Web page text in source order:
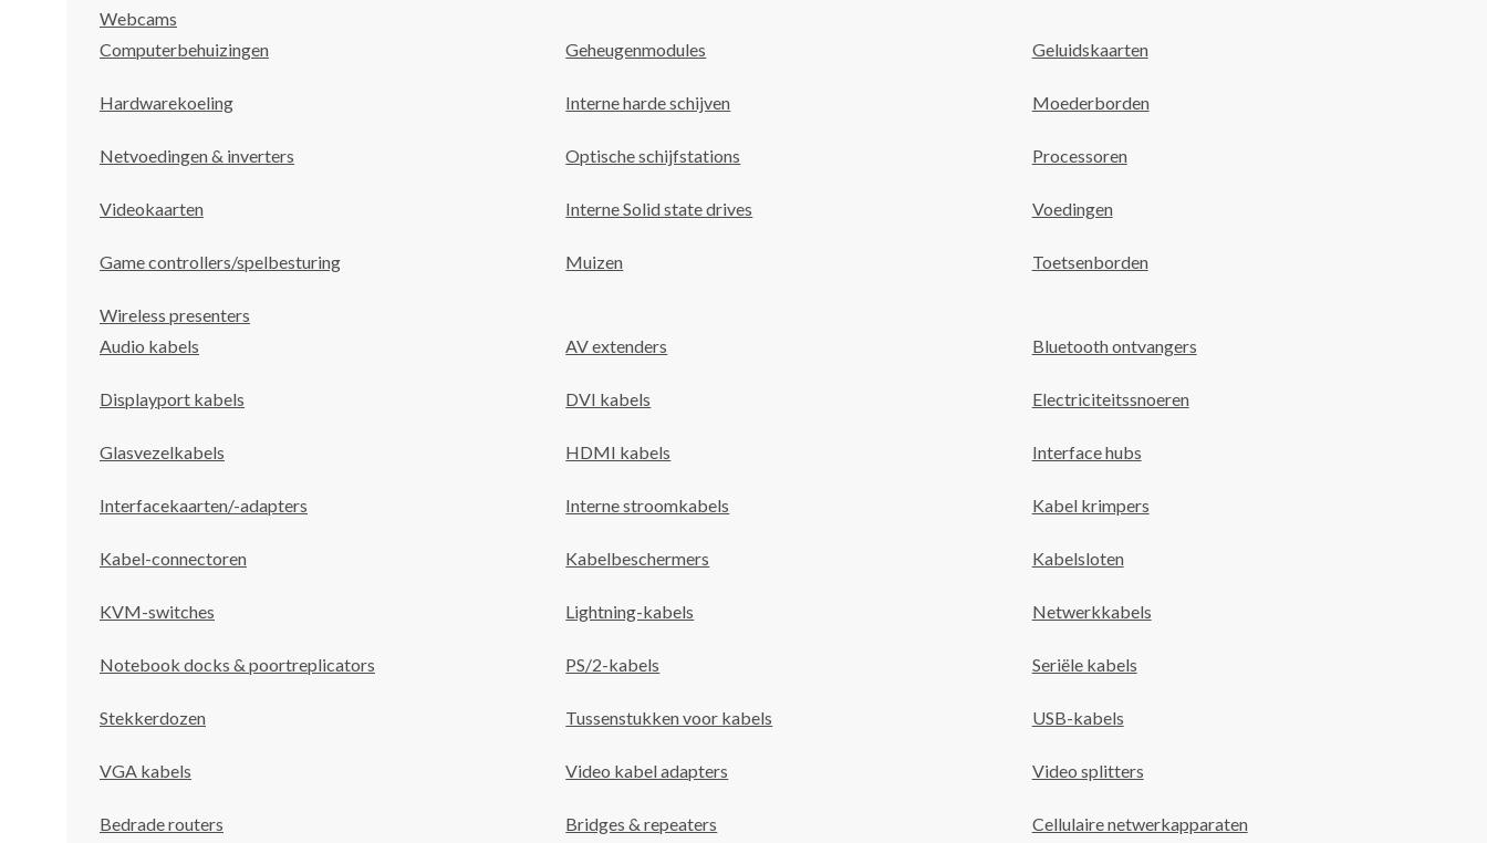
Webcams
Computerbehuizingen
Geheugenmodules Geluidskaarten
Hardwarekoeling Interne harde schijven Moederborden
Netvoedingen & inverters Optische schijfstations Processoren
Videokaarten Interne Solid state drives Voedingen
Game controllers/spelbesturing Muizen Toetsenborden
Wireless presenters
Audio kabels
AV extenders Bluetooth ontvangers
Displayport kabels DVI kabels Electriciteitssnoeren
Glasvezelkabels HDMI kabels Interface hubs
Interfacekaarten/-adapters Interne stroomkabels Kabel krimpers
Kabel-connectoren Kabelbeschermers Kabelsloten
KVM-switches Lightning-kabels Netwerkkabels
Notebook docks & poortreplicators PS/2-kabels Seriële kabels
Stekkerdozen Tussenstukken voor kabels USB-kabels
VGA kabels Video kabel adapters Video splitters
Bedrade routers Bridges & repeaters Cellulaire netwerkapparaten